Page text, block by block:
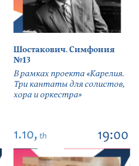
Шостакович. Симфония
№13
В рамках проекта «Карелия.
Три кантаты для солистов,
хора и оркестра»
1.10, th 19:00